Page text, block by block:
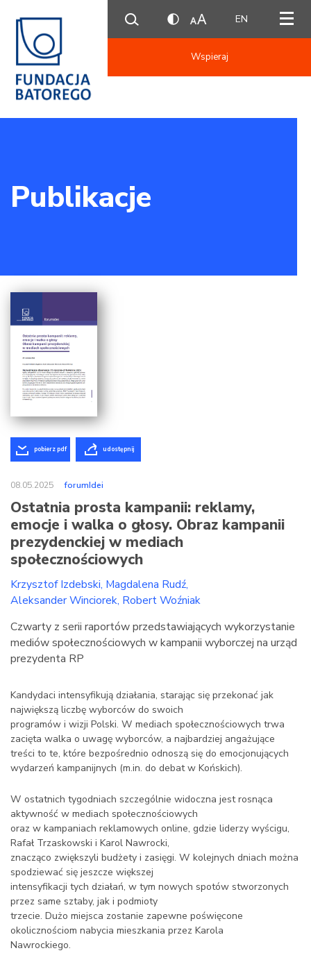
EN
Wspieraj
Publikacje
pobierz pdf udostępnij
08.05.2025 forumIdei
Ostatnia prosta kampanii: reklamy,
emocje i walka o głosy. Obraz kampanii
prezydenckiej w mediach
społecznościowych
Krzysztof Izdebski Magdalena Rudź
Aleksander Winciorek Robert Woźniak
Czwarty z serii raportów przedstawiających wykorzystanie
mediów społecznościowych w kampanii wyborczej na urząd
prezydenta RP
Kandydaci intensyfikują działania, starając się przekonać jak
największą liczbę wyborców do swoich
programów i wizji Polski. W mediach społecznościowych trwa
zacięta walka o uwagę wyborców, a najbardziej angażujące
treści to te, które bezpośrednio odnoszą się do emocjonujących
wydarzeń kampanijnych (m.in. do debat w Końskich).
W ostatnich tygodniach szczególnie widoczna jest rosnąca
aktywność w mediach społecznościowych
oraz w kampaniach reklamowych online, gdzie liderzy wyścigu,
Rafał Trzaskowski i Karol Nawrocki,
znacząco zwiększyli budżety i zasięgi. W kolejnych dniach można
spodziewać się jeszcze większej
intensyfikacji tych działań, w tym nowych spotów stworzonych
przez same sztaby, jak i podmioty
trzecie. Dużo miejsca zostanie zapewne poświęcone
okolicznościom nabycia mieszkania przez Karola
Nawrockiego.